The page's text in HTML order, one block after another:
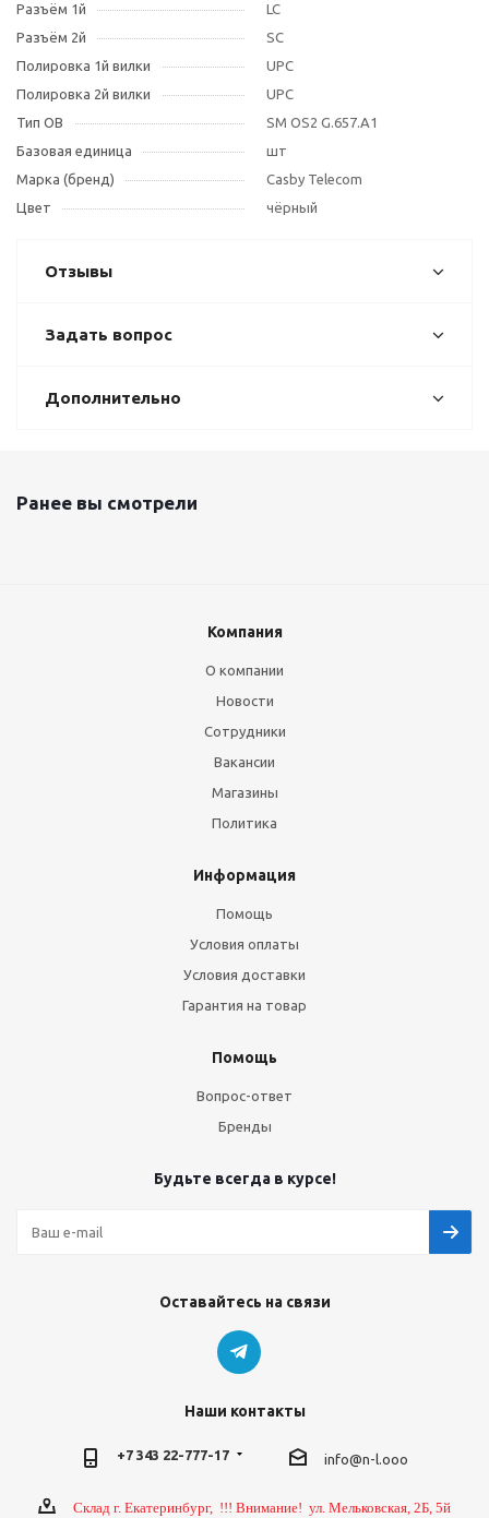
Разъём 1й
LC
Разъём 2й
SC
Полировка 1й вилки
UPC
Полировка 2й вилки
UPC
Тип OB
SM OS2 G.657.A1
Базовая единица
шт
Марка (бренд)
Casby Telecom
Цвет
чёрный
Отзывы
Задать вопрос
Дополнительно
Ранее вы смотрели
Компания
О компании
Новости
Сотрудники
Вакансии
Магазины
Политика
Информация
Помощь
Условия оплаты
Условия доставки
Гарантия на товар
Помощь
Вопрос-ответ
Бренды
Будьте всегда в курсе!
Оставайтесь на связи
Наши контакты
+7 343 22-777-17 info@n-l.ooo
Склад г. Екатеринбург, !!! Внимание! ул. Мельковская, 2Б, 5й